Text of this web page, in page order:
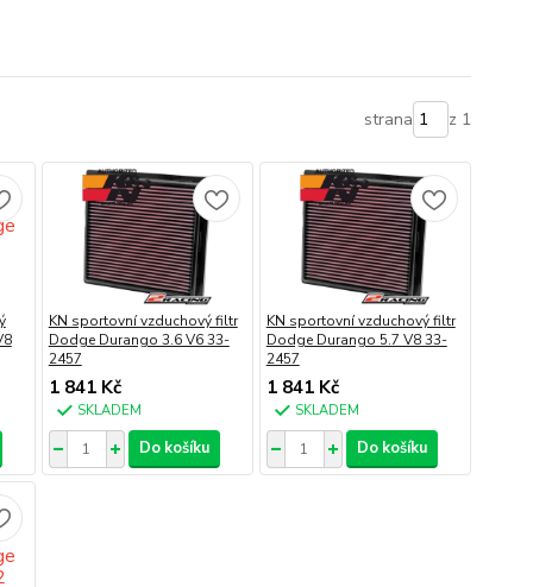
strana z 1
KN sportovní vzduchový filtr
Dodge Durango 3.6 V6 33-
2457
1 841 Kč
SKLADEM
Do košíku
KN sportovní vzduchový filtr
Dodge Durango 5.7 V8 33-
2457
1 841 Kč
SKLADEM
Do košíku